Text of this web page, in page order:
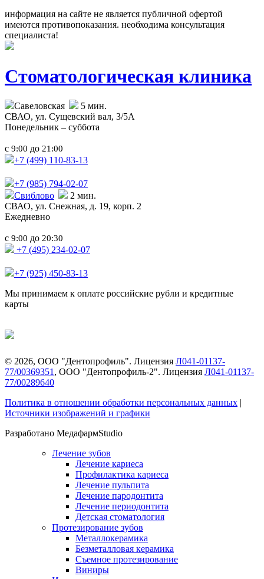
информация на сайте не является публичной офертой
имеются противопоказания. необходима консультация
специалиста!
Стоматологическая клиника
Савеловская
5 мин.
СВАО, ул. Сущевский вал, 3/5А
Понедельник – суббота
с 9:00 до 21:00
+7 (499) 110-83-13
+7 (985) 794-02-07
Свиблово
2 мин.
СВАО, ул. Снежная, д. 19, корп. 2
Ежедневно
с 9:00 до 20:30
+7 (495) 234-02-07
+7 (925) 450-83-13
Мы принимаем к оплате российские рубли и кредитные
карты
© 2026, ООО "Дентопрофиль". Лицензия Л041-01137-
77/00369351 , ООО "Дентопрофиль-2". Лицензия Л041-01137-
77/00289640
Политика в отношении обработки персональных данных |
Источники изображений и графики
Разработано МедафармStudio
Лечение зубов
Лечение кариеса
Профилактика кариеса
Лечение пульпита
Лечение пародонтита
Лечение периодонтита
Детская стоматология
Протезирование зубов
Металлокерамика
Безметалловая керамика
Съемное протезирование
Виниры